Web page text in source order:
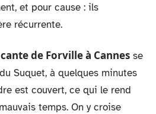
et pour cause : ils
récurrente.
de Forville à Cannes se
Suquet, à quelques minutes
est couvert, ce qui le rend
temps. On y croise